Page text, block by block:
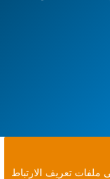
تعريف الارتباط